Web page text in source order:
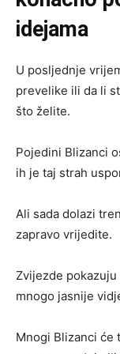
idejama
U posljednje
prevelike ili da li
što želite.
Pojedini Blizanci
ih je taj strah
Ali sada dolazi
zapravo vrijedite.
Zvijezde
mnogo jasnije
Mnogi Blizanci će